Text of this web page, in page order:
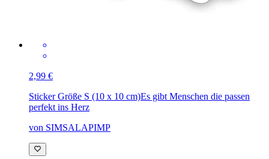
2,99 €
Sticker Größe S (10 x 10 cm)Es gibt Menschen die passen
perfekt ins Herz
von SIMSALAPIMP